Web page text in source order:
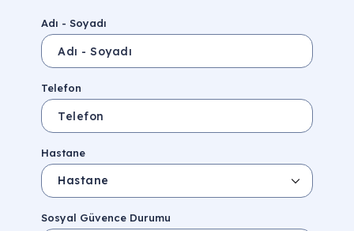
Adı - Soyadı
Telefon
Hastane
Sosyal Güvence Durumu